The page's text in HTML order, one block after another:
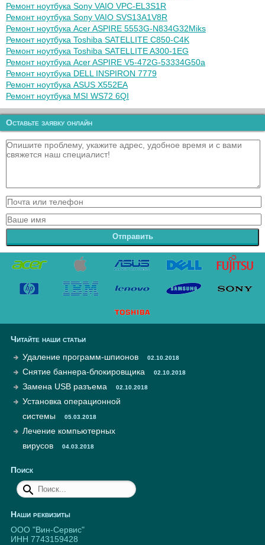
Ремонт ноутбука Sony VAIO VPC-EL3S1R
Ремонт ноутбука Sony VAIO SVS13A1V8R
Ремонт ноутбука Acer ASPIRE 5553G-N834G32Miks
Ремонт ноутбука Toshiba SATELLITE C850-C4K
Ремонт ноутбука Toshiba SATELLITE A300-1EG
Ремонт ноутбука Acer ASPIRE V5-472G-53334G50a
Ремонт ноутбука DELL INSPIRON 7779
Ремонт ноутбука ASUS X552EA
Ремонт ноутбука MSI WS72 6QI
Оставьте заявку онлайн
Отправить
Читайте наши статьи
Удаление программ-шпионов
02.10.2018
Снятие баннера-блокировщика 02.10.2018
Замена USB разъема 02.10.2018
Установка операционной
системы
05.03.2018
Лечение компьютерных
вирусов
04.03.2018
Поиск
Наши реквизиты
ООО "Вин-Сервис"
ИНН 7743159428